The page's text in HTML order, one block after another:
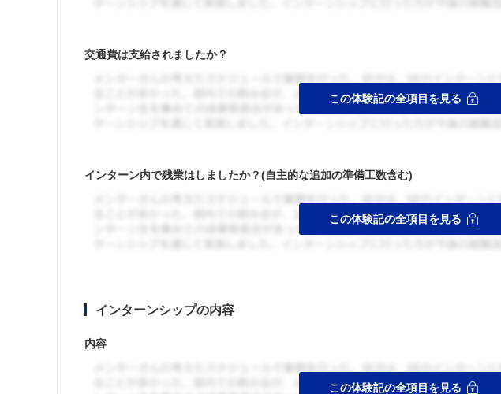
交通費は支給されましたか？
インターン内で残業はしましたか？(自主的な追加の準備工数含む)
インターンシップの内容
内容